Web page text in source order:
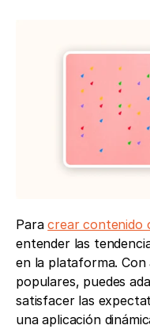
Para crear contenido
entender las
en la plataforma. Con
populares, puedes
satisfacer las
una aplicación